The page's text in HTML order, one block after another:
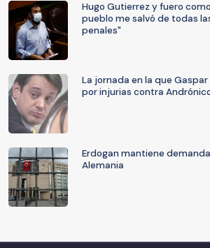
Hugo Gutierrez y fuero
pueblo me salvó de todas
penales"
La jornada en la que
por injurias contra
Erdogan mantiene
Alemania